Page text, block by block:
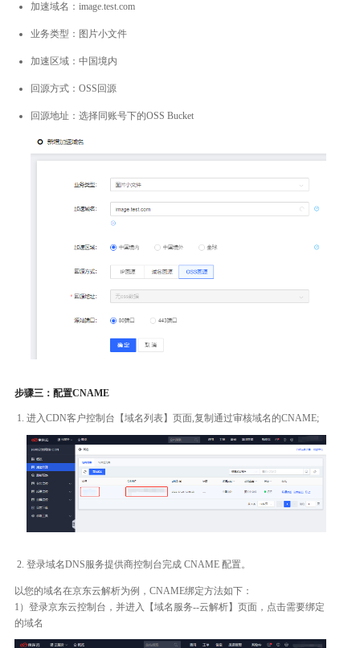
加速域名：image.test.com
业务类型：图片小文件
加速区域：中国境内
回源方式：OSS回源
回源地址：选择同账号下的OSS Bucket
步骤三：配置CNAME
进入CDN客户控制台【域名列表】页面,复制通过审核域名的CNAME;
登录域名DNS服务提供商控制台完成 CNAME 配置。
以您的域名在京东云解析为例，CNAME绑定方法如下：
1）登录京东云控制台，并进入【域名服务--云解析】页面，点击需要绑定
的域名